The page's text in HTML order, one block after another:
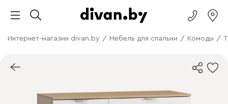
Интернет-магазин divan.by / Мебель для спальни / Комоды /